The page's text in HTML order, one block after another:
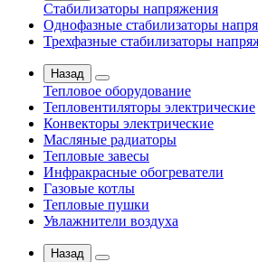
Стабилизаторы напряжения
Однофазные стабилизаторы
Трехфазные стабилизаторы
Назад
Тепловое оборудование
Тепловентиляторы электрические
Конвекторы электрические
Масляные радиаторы
Тепловые завесы
Инфракрасные обогреватели
Газовые котлы
Тепловые пушки
Увлажнители воздуха
Назад